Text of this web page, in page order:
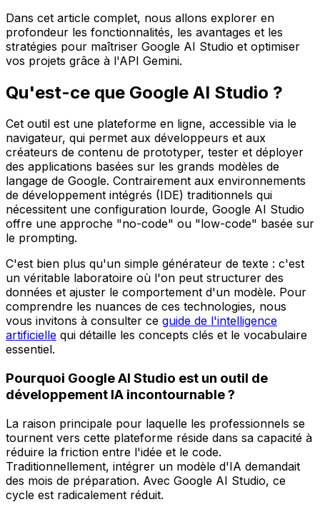
Dans cet article complet, nous allons explorer en
profondeur les fonctionnalités, les avantages et les
stratégies pour maîtriser Google AI Studio et optimiser
vos projets grâce à l'API Gemini.
Qu'est-ce que Google AI Studio ?
Cet outil est une plateforme en ligne, accessible via le
navigateur, qui permet aux développeurs et aux
créateurs de contenu de prototyper, tester et déployer
des applications basées sur les grands modèles de
langage de Google. Contrairement aux environnements
de développement intégrés (IDE) traditionnels qui
nécessitent une configuration lourde, Google AI Studio
offre une approche "no-code" ou "low-code" basée sur
le prompting.
C'est bien plus qu'un simple générateur de texte : c'est
un véritable laboratoire où l'on peut structurer des
données et ajuster le comportement d'un modèle. Pour
comprendre les nuances de ces technologies, nous
vous invitons à consulter ce guide de l'intelligence
artificielle qui détaille les concepts clés et le vocabulaire
essentiel.
Pourquoi Google AI Studio est un outil de
développement IA incontournable ?
La raison principale pour laquelle les professionnels se
tournent vers cette plateforme réside dans sa capacité à
réduire la friction entre l'idée et le code.
Traditionnellement, intégrer un modèle d'IA demandait
des mois de préparation. Avec Google AI Studio, ce
cycle est radicalement réduit.